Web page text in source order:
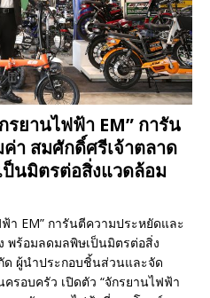
รยานไฟฟ้า EM” การัน
า สมศักดิ์ศรีเจ้าตลาด
นมิตรต่อสิ่งแวดล้อม
า EM” การันตีความประหยัดและ
พร้อมลดมลพิษเป็นมิตรต่อสิ่ง
ด ผู้นำประกอบชิ้นส่วนและจัด
รอบครัว เปิดตัว “จักรยานไฟฟ้า